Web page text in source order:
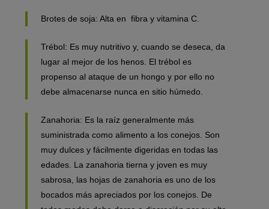
Brotes de soja: Alta en fibra y vitamina C.
Trébol: Es muy nutritivo y, cuando se deseca, da
lugar al mejor de los henos. El trébol es
propenso al ataque de un hongo y por ello no
debe almacenarse nunca en sitio húmedo.
Zanahoria: Es la raíz generalmente más
suministrada como alimento a los conejos. Son
muy dulces y fácilmente digeridas en todas las
edades. La zanahoria tierna y joven es muy
sabrosa, las hojas de zanahoria es uno de los
bocados más apreciados por los conejos. De